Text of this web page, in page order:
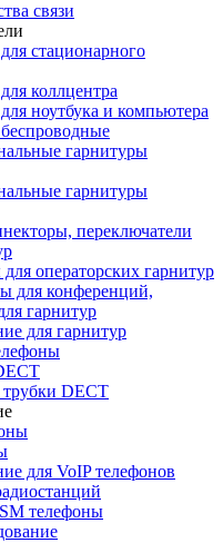
связи
стационарного
коллцентра
ноутбука и компьютера
гарнитуры
гарнитуры
переключатели
операторских гарнитур
для конференций,
гарнитур
для гарнитур
DECT
для VoIP телефонов
телефоны